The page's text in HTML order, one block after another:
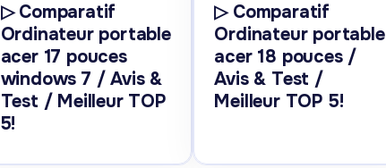
▷ Comparatif
Ordinateur portable
acer 17 pouces
windows 7 / Avis &
Test / Meilleur TOP
5!
▷ Comparatif
Ordinateur portable
acer 18 pouces /
Avis & Test /
Meilleur TOP 5!